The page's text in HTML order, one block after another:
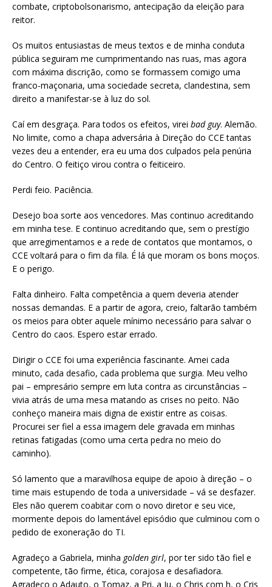
combate, criptobolsonarismo, antecipação da eleição para
reitor.
Os muitos entusiastas de meus textos e de minha conduta
pública seguiram me cumprimentando nas ruas, mas agora
com máxima discrição, como se formassem comigo uma
franco-maçonaria, uma sociedade secreta, clandestina, sem
direito a manifestar-se à luz do sol.
Caí em desgraça. Para todos os efeitos, virei bad guy. Alemão.
No limite, como a chapa adversária à Direção do CCE tantas
vezes deu a entender, era eu uma dos culpados pela penúria
do Centro. O feitiço virou contra o feiticeiro.
Perdi feio. Paciência.
Desejo boa sorte aos vencedores. Mas continuo acreditando
em minha tese. E continuo acreditando que, sem o prestígio
que arregimentamos e a rede de contatos que montamos, o
CCE voltará para o fim da fila. É lá que moram os bons moços.
E o perigo.
Falta dinheiro. Falta competência a quem deveria atender
nossas demandas. E a partir de agora, creio, faltarão também
os meios para obter aquele mínimo necessário para salvar o
Centro do caos. Espero estar errado.
Dirigir o CCE foi uma experiência fascinante. Amei cada
minuto, cada desafio, cada problema que surgia. Meu velho
pai – empresário sempre em luta contra as circunstâncias –
vivia atrás de uma mesa matando as crises no peito. Não
conheço maneira mais digna de existir entre as coisas.
Procurei ser fiel a essa imagem dele gravada em minhas
retinas fatigadas (como uma certa pedra no meio do
caminho).
Só lamento que a maravilhosa equipe de apoio à direção – o
time mais estupendo de toda a universidade – vá se desfazer.
Eles não querem coabitar com o novo diretor e seu vice,
mormente depois do lamentável episódio que culminou com o
pedido de exoneração do TI.
Agradeço a Gabriela, minha golden girl, por ter sido tão fiel e
competente, tão firme, ética, corajosa e desafiadora.
Agradeço o Adauto, o Tomaz, a Pri, a Ju, o Chris com h, o Cris